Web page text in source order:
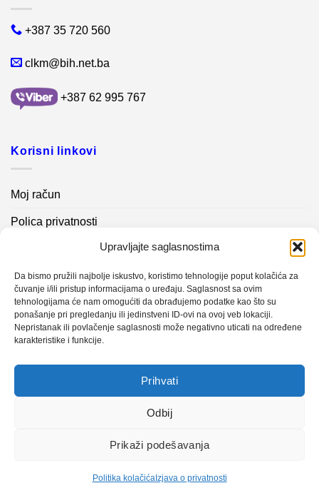
Upravljajte saglasnostima
Da bismo pružili najbolje iskustvo, koristimo tehnologije poput kolačića za
čuvanje i/ili pristup informacijama o uređaju. Saglasnost sa ovim
tehnologijama će nam omogućiti da obrađujemo podatke kao što su
ponašanje pri pregledanju ili jedinstveni ID-ovi na ovoj veb lokaciji.
Nepristanak ili povlačenje saglasnosti može negativno uticati na određene
karakteristike i funkcije.
Prihvati
Odbij
Prikaži podešavanja
Politika kolačićaIzjava o privatnosti
+387 35 720 560
clkm@bih.net.ba
+387 62 995 767
Korisni linkovi
Moj račun
Polica privatnosti
Kontakt info
Novosti
Sistem mjerenja vibracija – papir mašina 4
Certificirani partner za održavanje
Copyright 2026 © CLK Interpromet